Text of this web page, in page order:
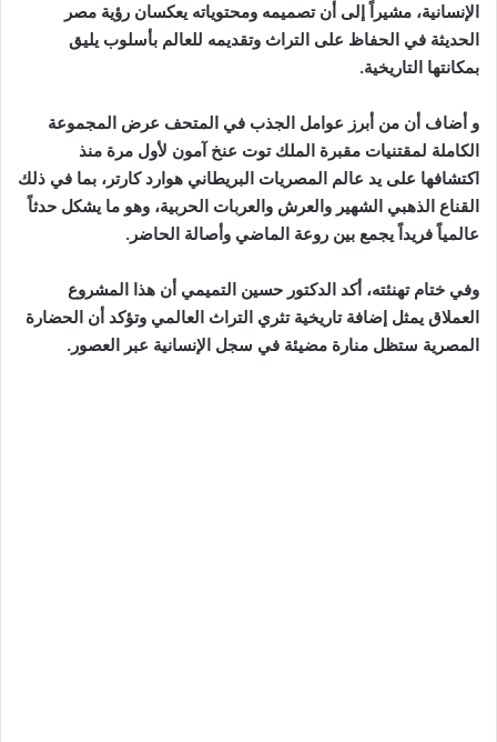
الإنسانية، مشيراً إلى أن تصميمه ومحتوياته يعكسان رؤية مصر
الحديثة في الحفاظ على التراث وتقديمه للعالم بأسلوب يليق
بمكانتها التاريخية.
و أضاف أن من أبرز عوامل الجذب في المتحف عرض المجموعة
الكاملة لمقتنيات مقبرة الملك توت عنخ آمون لأول مرة منذ
اكتشافها على يد عالم المصريات البريطاني هوارد كارتر، بما في ذلك
القناع الذهبي الشهير والعرش والعربات الحربية، وهو ما يشكل حدثاً
عالمياً فريداً يجمع بين روعة الماضي وأصالة الحاضر.
وفي ختام تهنئته، أكد الدكتور حسين التميمي أن هذا المشروع
العملاق يمثل إضافة تاريخية تثري التراث العالمي وتؤكد أن الحضارة
المصرية ستظل منارة مضيئة في سجل الإنسانية عبر العصور.